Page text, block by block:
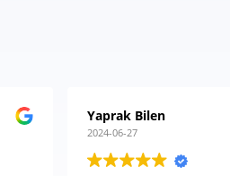
Yaprak Bilen
2024-06-27